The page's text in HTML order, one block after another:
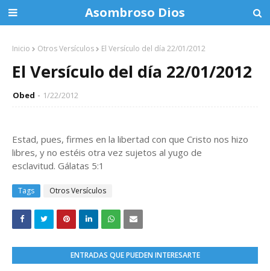
Asombroso Dios
Inicio Otros Versículos El Versículo del día 22/01/2012
El Versículo del día 22/01/2012
Obed 1/22/2012
Estad, pues, firmes en la libertad con que Cristo nos hizo
libres, y no estéis otra vez sujetos al yugo de
esclavitud. Gálatas 5:1
Tags Otros Versículos
ENTRADAS QUE PUEDEN INTERESARTE